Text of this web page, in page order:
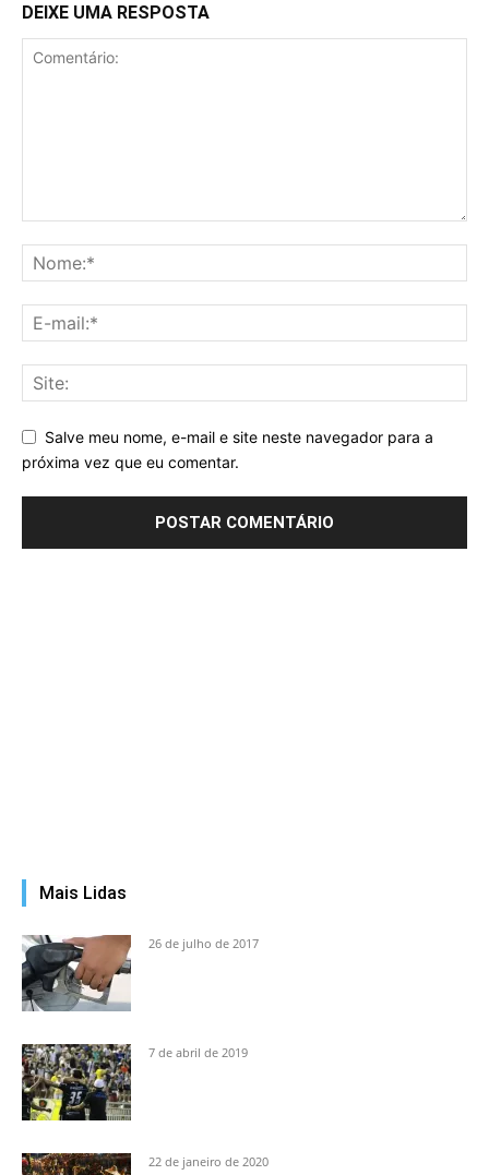
DEIXE UMA RESPOSTA
Salve meu nome, e-mail e site neste navegador para a
próxima vez que eu comentar.
Mais Lidas
26 de julho de 2017
7 de abril de 2019
22 de janeiro de 2020